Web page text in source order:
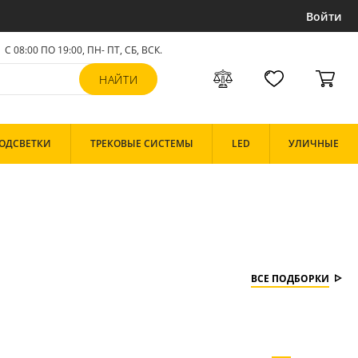
Войти
С 08:00 ПО 19:00, ПН- ПТ,СБ, ВСК.
ТРЕКОВЫЕ СИСТЕМЫ LED УЛИЧНЫЕ
ВСЕ ПОДБОРКИ